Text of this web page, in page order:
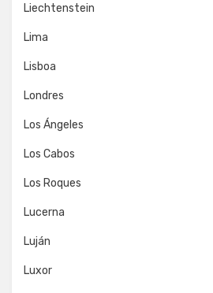
Liechtenstein
Lima
Lisboa
Londres
Los Ángeles
Los Cabos
Los Roques
Lucerna
Luján
Luxor